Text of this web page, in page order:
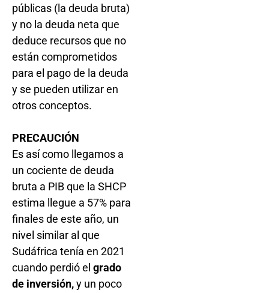
públicas (la deuda bruta)
y no la deuda neta que
deduce recursos que no
están comprometidos
para el pago de la deuda
y se pueden utilizar en
otros conceptos.
PRECAUCIÓN
Es así como llegamos a
un cociente de deuda
bruta a PIB que la SHCP
estima llegue a 57% para
finales de este año, un
nivel similar al que
Sudáfrica tenía en 2021
cuando perdió el grado
de inversión,y un poco